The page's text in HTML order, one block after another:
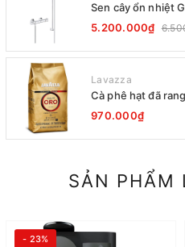
Sen cây ổn nhiệt
5.200.000₫
Lavazza
Cà phê hạt đã
970.000₫
SẢN PHẨM
- 23%